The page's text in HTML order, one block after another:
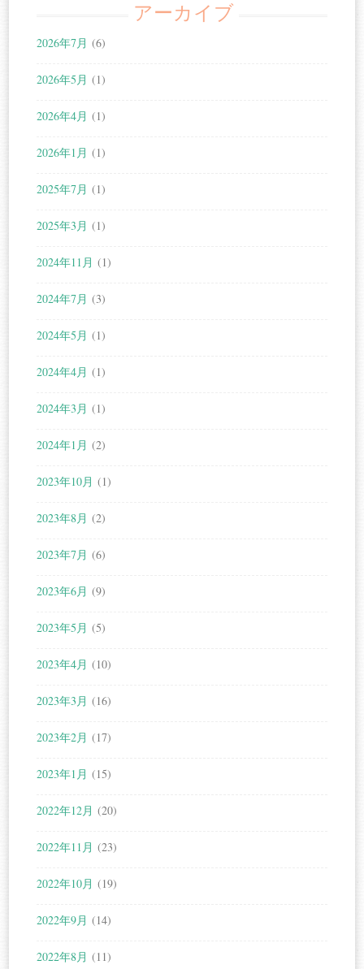
アーカイブ
2026年7月 (6)
2026年5月 (1)
2026年4月 (1)
2026年1月 (1)
2025年7月 (1)
2025年3月 (1)
2024年11月 (1)
2024年7月 (3)
2024年5月 (1)
2024年4月 (1)
2024年3月 (1)
2024年1月 (2)
2023年10月 (1)
2023年8月 (2)
2023年7月 (6)
2023年6月 (9)
2023年5月 (5)
2023年4月 (10)
2023年3月 (16)
2023年2月 (17)
2023年1月 (15)
2022年12月 (20)
2022年11月 (23)
2022年10月 (19)
2022年9月 (14)
2022年8月 (11)